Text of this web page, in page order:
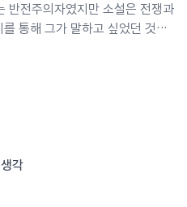
반전주의자였지만 소설은 전쟁과
통해 그가 말하고 싶었던 것은
음과 대면함으로써 가능하다고
을 울리나’는 1937년 파시스트
각